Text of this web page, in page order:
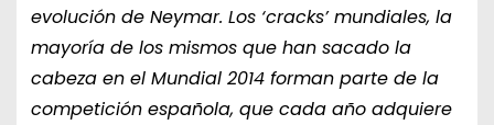
evolución de Neymar. Los ‘cracks’ mundiales, la
mayoría de los mismos que han sacado la
cabeza en el Mundial 2014 forman parte de la
competición española, que cada año adquiere